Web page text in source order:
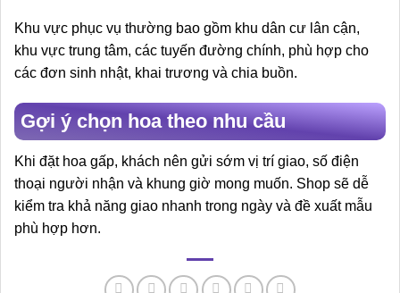
Khu vực phục vụ thường bao gồm khu dân cư lân cận,
khu vực trung tâm, các tuyến đường chính, phù hợp cho
các đơn sinh nhật, khai trương và chia buồn.
Gợi ý chọn hoa theo nhu cầu
Khi đặt hoa gấp, khách nên gửi sớm vị trí giao, số điện
thoại người nhận và khung giờ mong muốn. Shop sẽ dễ
kiểm tra khả năng giao nhanh trong ngày và đề xuất mẫu
phù hợp hơn.